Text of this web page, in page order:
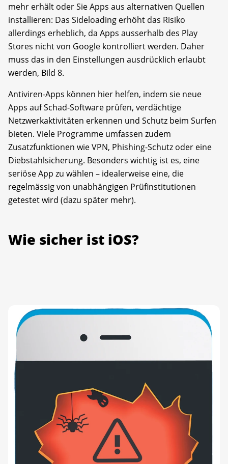
mehr erhält oder Sie Apps aus alternativen Quellen
installieren: Das Sideloading erhöht das Risiko
allerdings erheblich, da Apps ausserhalb des Play
Stores nicht von Google kontrolliert werden. Daher
muss das in den Einstellungen ausdrücklich erlaubt
werden, Bild 8.
Antiviren-Apps können hier helfen, indem sie neue
Apps auf Schad-Software prüfen, verdächtige
Netzwerkaktivitäten erkennen und Schutz beim Surfen
bieten. Viele Programme umfassen zudem
Zusatzfunktionen wie VPN, Phishing-Schutz oder eine
Diebstahlsicherung. Besonders wichtig ist es, eine
seriöse App zu wählen – idealerweise eine, die
regelmässig von unabhängigen Prüfinstitutionen
getestet wird (dazu später mehr).
Wie sicher ist iOS?